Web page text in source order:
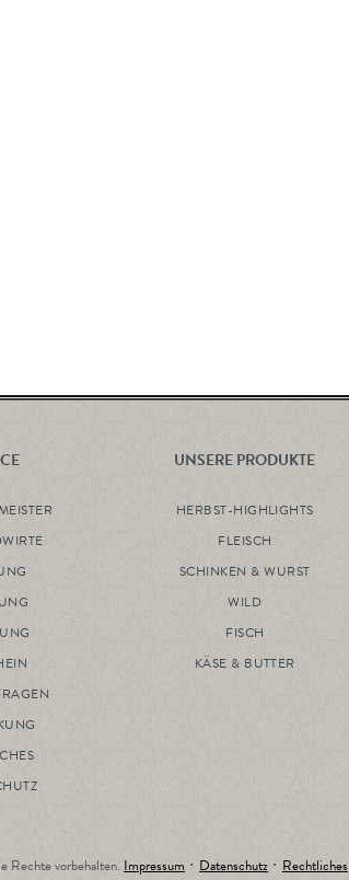
UNSERE PRODUKTE
HERBST-HIGHLIGHTS
FLEISCH
SCHINKEN & WURST
WILD
FISCH
KÄSE & BUTTER
vorbehalten. Impressum ･ Datenschutz ･ Rechtliches